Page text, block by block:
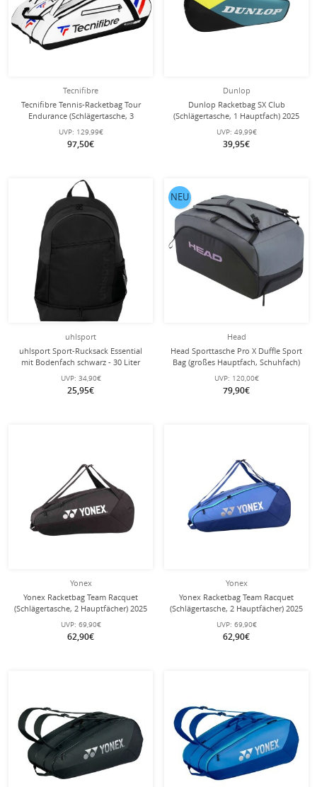
Tecnifibre
Tecnifibre Tennis-Racketbag Tour
Endurance (Schlägertasche, 3
Hauptfächer, Schuhfach) 2025 weiss
15er
UVP: 129,99€
97,50€
Dunlop
Dunlop Racketbag SX Club
(Schlägertasche, 1 Hauptfach) 2025
blaugrün/gelb 3er
UVP: 49,99€
39,95€
uhlsport
uhlsport Sport-Rucksack Essential
mit Bodenfach schwarz - 30 Liter
UVP: 34,90€
25,95€
Head
Head Sporttasche Pro X Duffle Sport
Bag (großes Hauptfach, Schuhfach)
2025 schwarz/dunkelgrau
UVP: 120,00€
79,90€
NEU
Yonex
Yonex Racketbag Team Racquet
(Schlägertasche, 2 Hauptfächer) 2025
schwarz 6er
UVP: 69,90€
62,90€
Yonex
Yonex Racketbag Team Racquet
(Schlägertasche, 2 Hauptfächer) 2025
blau 6er
UVP: 69,90€
62,90€